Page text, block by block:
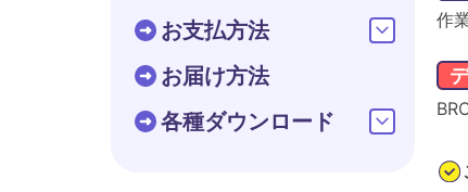
お支払方法
お届け方法
各種ダウンロード
作